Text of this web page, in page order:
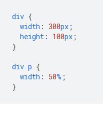
div {
width : 300px ;
height : 100px ;
}
div p {
width : 50% ;
}